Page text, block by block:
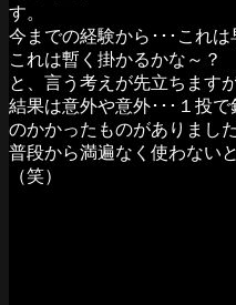
す。
今までの経験から･･･これは
これは暫く掛かるかな～？
と、言う考えが先立ちます
結果は意外や意外･･･１投
のかかったものがありました
普段から満遍なく使わない
（笑）